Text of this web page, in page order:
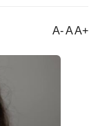
A- A A+